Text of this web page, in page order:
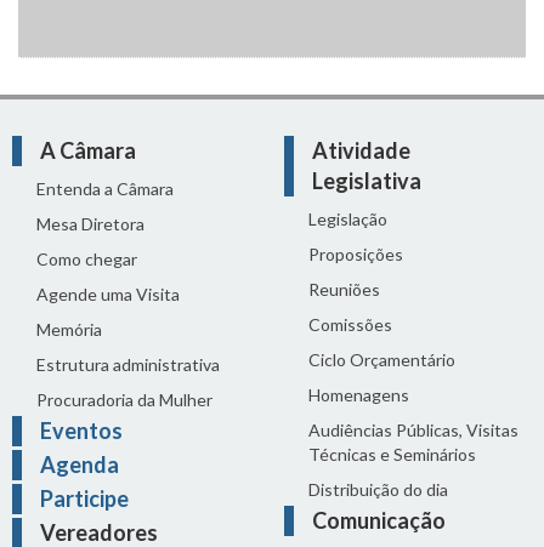
A Câmara
Entenda a Câmara
Mesa Diretora
Como chegar
Agende uma Visita
Memória
Estrutura administrativa
Procuradoria da Mulher
Eventos
Agenda
Participe
Vereadores
Atividade
Legislativa
Legislação
Proposições
Reuniões
Comissões
Ciclo Orçamentário
Homenagens
Audiências Públicas, Visitas
Técnicas e Seminários
Distribuição do dia
Comunicação